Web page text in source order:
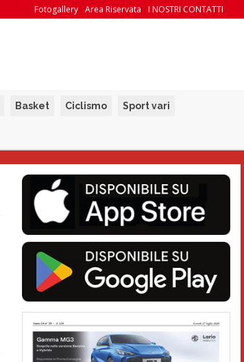
I NOSTRI CONTATTI
Area Riservata
Fotogallery
Basket Ciclismo Sport vari